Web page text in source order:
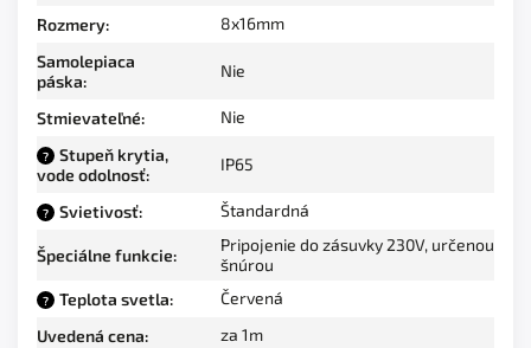
Rozmery:
8x16mm
Samolepiaca
páska:
Nie
Stmievateľné: Nie
?
Stupeň krytia,
vode odolnosť:
IP65
? Svietivosť: Štandardná
Špeciálne funkcie:
Pripojenie do zásuvky 230V, určenou
šnúrou
? Teplota svetla:
Červená
Uvedená cena: za 1m